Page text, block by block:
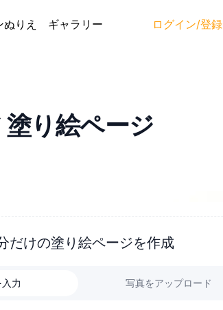
ログイン/登録
りえ ギャラリー
り絵ページ
だけの塗り絵ページを作成
力 写真をアップロード